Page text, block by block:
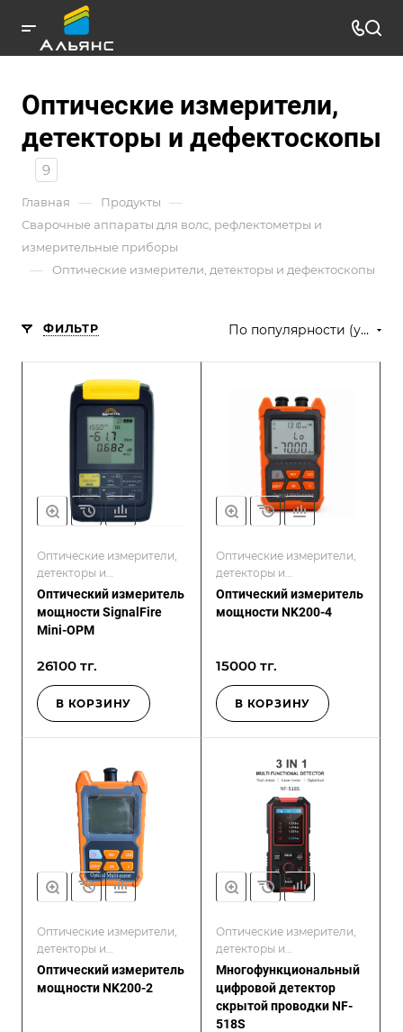
Оптические измерители,
детекторы и дефектоскопы
9
Главная — Продукты —
Сварочные аппараты для волс, рефлектометры и
измерительные приборы
— Оптические измерители, детекторы и дефектоскопы
ФИЛЬТР По популярности (убывание)
Оптические измерители,
детекторы и
дефектоскопы
Оптический измеритель
мощности SignalFire
Mini-ОРМ
26100 тг.
В КОРЗИНУ
Оптические измерители,
детекторы и
дефектоскопы
Оптический измеритель
мощности NK200-4
15000 тг.
В КОРЗИНУ
Оптические измерители,
детекторы и
дефектоскопы
Оптический измеритель
мощности NK200-2
Оптические измерители,
детекторы и
дефектоскопы
Многофункциональный
цифровой детектор
скрытой проводки NF-
518S